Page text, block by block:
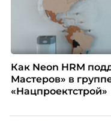
Как Neon HRM
Мастеров» в
«Нацпроектстрой»